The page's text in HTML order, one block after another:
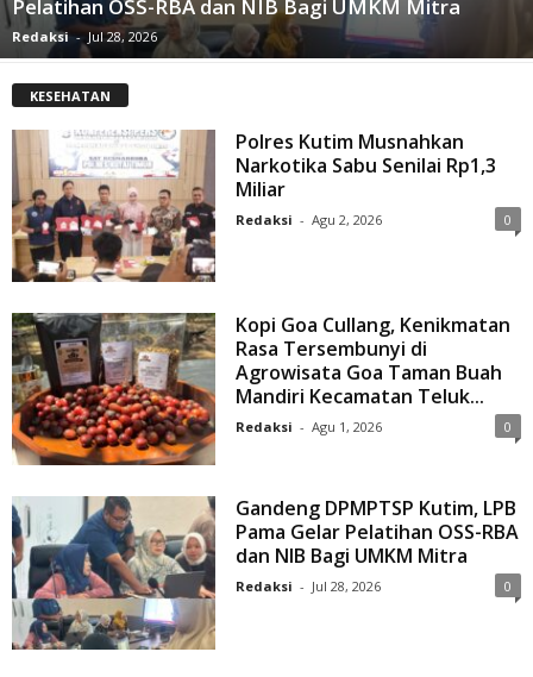
Pelatihan OSS-RBA dan NIB Bagi UMKM Mitra
Redaksi - Jul 28, 2026
KESEHATAN
Polres Kutim Musnahkan
Narkotika Sabu Senilai Rp1,3
Miliar
Redaksi - Agu 2, 2026 0
Kopi Goa Cullang, Kenikmatan
Rasa Tersembunyi di
Agrowisata Goa Taman Buah
Mandiri Kecamatan Teluk...
Redaksi - Agu 1, 2026 0
Gandeng DPMPTSP Kutim, LPB
Pama Gelar Pelatihan OSS-RBA
dan NIB Bagi UMKM Mitra
Redaksi - Jul 28, 2026 0